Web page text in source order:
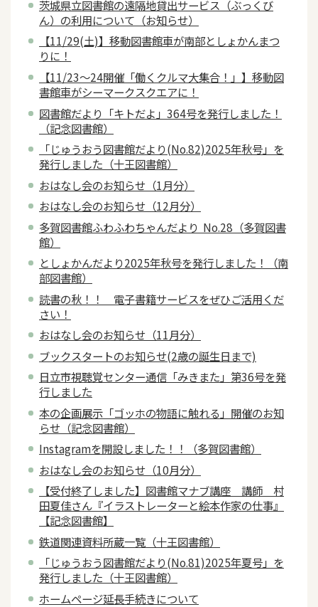
茨城県立図書館の遠隔地貸出サービス（ぶっくび
ん）の利用について（お知らせ）
【11/29(土)】移動図書館車が南部としょかんまつ
りに！
【11/23～24開催「働くクルマ大集合！」】移動図
書館車がシーマークスクエアに！
図書館だより「キトだよ」364号を発行しました！
（記念図書館）
「じゅうおう図書館だより(No.82)2025年秋号」を
発行しました（十王図書館）
おはなし会のお知らせ（1月分）
おはなし会のお知らせ（12月分）
多賀図書館ふわふわちゃんだより No.28（多賀図書
館）
としょかんだより2025年秋号を発行しました！（南
部図書館）
読書の秋！！ 電子書籍サービスをぜひご活用くだ
さい！
おはなし会のお知らせ（11月分）
ブックスタートのお知らせ(2歳の誕生日まで)
日立市視聴覚センター通信「みきまた」第36号を発
行しました
本の企画展示「ゴッホの物語に触れる」開催のお知
らせ（記念図書館）
Instagramを開設しました！！（多賀図書館）
おはなし会のお知らせ（10月分）
【受付終了しました】図書館マナブ講座 講師 村
田夏佳さん『イラストレーターと絵本作家の仕事』
【記念図書館】
鉄道関連資料所蔵一覧（十王図書館）
「じゅうおう図書館だより(No.81)2025年夏号」を
発行しました（十王図書館）
ホームページ延長手続きについて